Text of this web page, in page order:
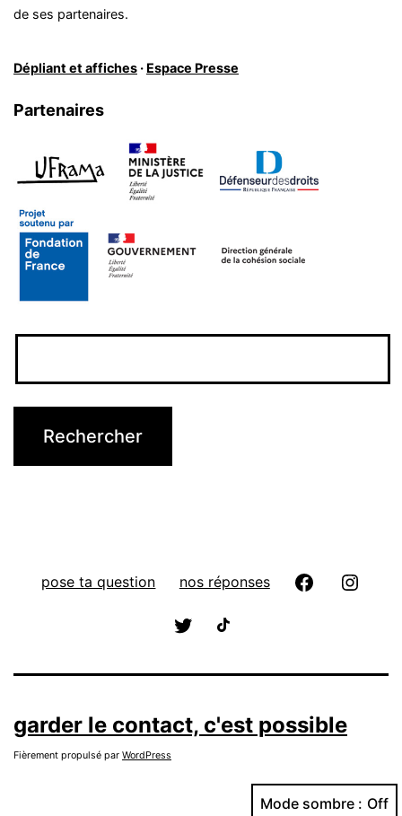
de ses partenaires.
Dépliant et affiches · Espace Presse
Partenaires
pose ta question nos réponses
garder le contact, c'est possible
Fièrement propulsé par WordPress
Mode sombre :